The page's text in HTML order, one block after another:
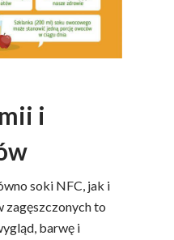
i
soki NFC, jak i
zagęszczonych to
barwę i